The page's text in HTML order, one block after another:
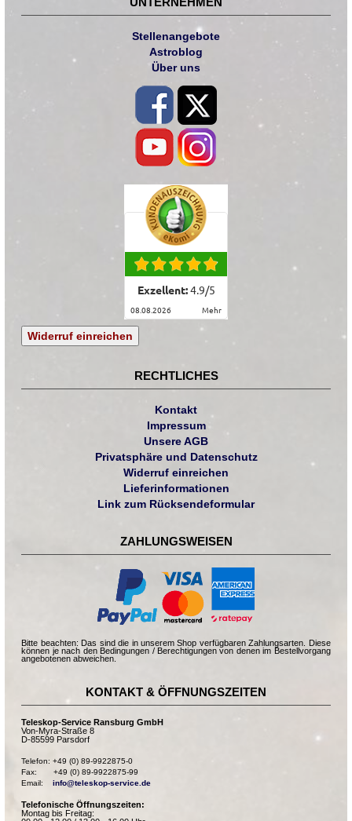
Stellenangebote
Astroblog
Über uns
Exzellent:4.9/5
08.08.2026 mehr
Widerruf einreichen
RECHTLICHES
Kontakt
Impressum
Unsere AGB
Privatsphäre und Datenschutz
Widerruf einreichen
Lieferinformationen
Link zum Rücksendeformular
ZAHLUNGSWEISEN
Bitte beachten: Das sind die in unserem Shop verfügbaren Zahlungsarten. Diese
können je nach den Bedingungen / Berechtigungen von denen im Bestellvorgang
angebotenen abweichen.
KONTAKT & ÖFFNUNGSZEITEN
Teleskop-Service Ransburg GmbH
Von-Myra-Straße 8
D-85599 Parsdorf
Telefon: +49 (0) 89-9922875-0
Fax:       +49 (0) 89-9922875-99
Email: info@teleskop-service.de
Telefonische Öffnungszeiten:
Montag bis Freitag: